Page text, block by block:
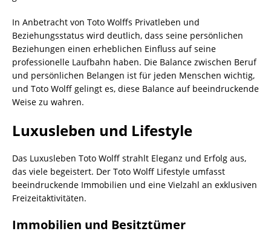
In Anbetracht von Toto Wolffs Privatleben und
Beziehungsstatus wird deutlich, dass seine persönlichen
Beziehungen einen erheblichen Einfluss auf seine
professionelle Laufbahn haben. Die Balance zwischen Beruf
und persönlichen Belangen ist für jeden Menschen wichtig,
und Toto Wolff gelingt es, diese Balance auf beeindruckende
Weise zu wahren.
Luxusleben und Lifestyle
Das Luxusleben Toto Wolff strahlt Eleganz und Erfolg aus,
das viele begeistert. Der Toto Wolff Lifestyle umfasst
beeindruckende Immobilien und eine Vielzahl an exklusiven
Freizeitaktivitäten.
Immobilien und Besitztümer